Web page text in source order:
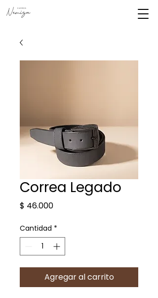
Correa Legado
$ 46.000Precio
Cantidad *
Agregar al carrito